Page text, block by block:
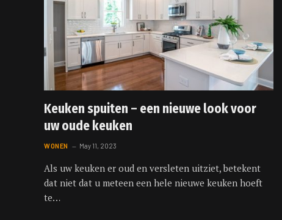
Keuken spuiten – een nieuwe look voor
uw oude keuken
WONEN May 11, 2023
Als uw keuken er oud en versleten uitziet, betekent
dat niet dat u meteen een hele nieuwe keuken hoeft
te…